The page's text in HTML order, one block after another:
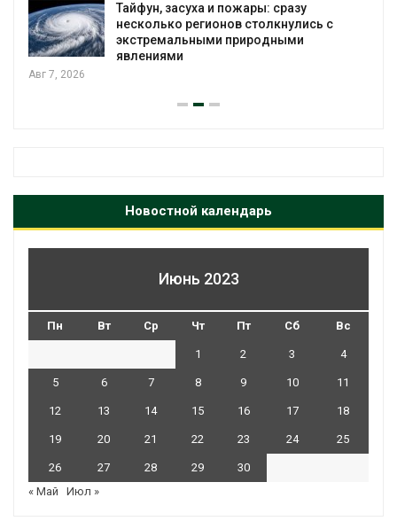
Тайфун, засуха и пожары: сразу
несколько регионов столкнулись с
экстремальными природными
явлениями
Авг 7, 2026
Новостной календарь
Июнь 2023
Пн Вт Ср Чт Пт Сб Вс
1 2 3 4
5 6 7 8 9 10 11
12 13 14 15 16 17 18
19 20 21 22 23 24 25
26 27 28 29
30
« Май
Июл »